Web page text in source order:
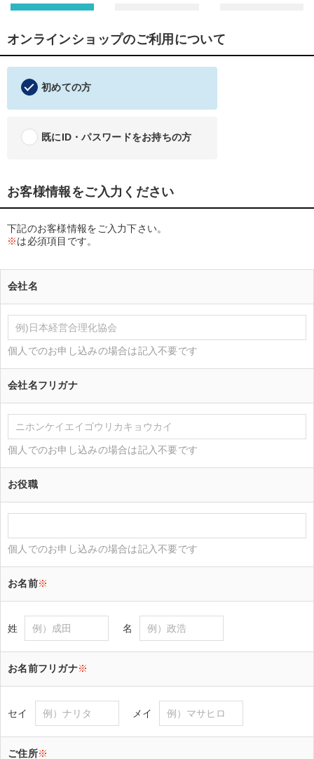
オンラインショップのご利用について
初めての方
既にID・パスワードをお持ちの方
お客様情報をご入力ください
下記のお客様情報をご入力下さい。
※は必須項目です。
会社名
個人でのお申し込みの場合は記入不要です
会社名フリガナ
個人でのお申し込みの場合は記入不要です
お役職
個人でのお申し込みの場合は記入不要です
お名前※
姓 名
お名前フリガナ※
セイ メイ
ご住所※